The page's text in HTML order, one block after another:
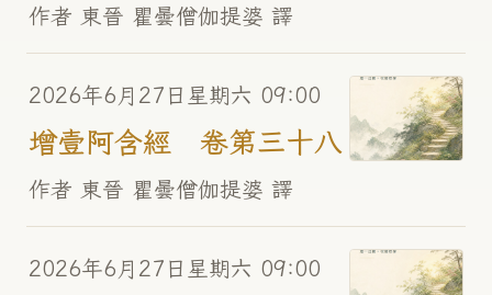
作者 東晉 瞿曇僧伽提婆 譯
2026年6月27日星期六 09:00
增壹阿含經 卷第三十八
作者 東晉 瞿曇僧伽提婆 譯
2026年6月27日星期六 09:00